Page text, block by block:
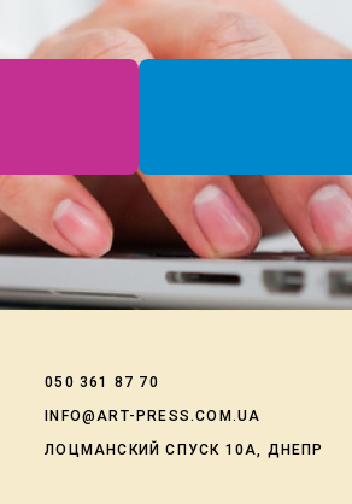
050 361 87 70
INFO@ART-PRESS.COM.UA
ЛОЦМАНСКИЙ СПУСК 10А, ДНЕПР